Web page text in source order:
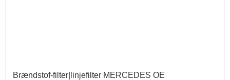
Brændstof-filter|linjefilter MERCEDES OE